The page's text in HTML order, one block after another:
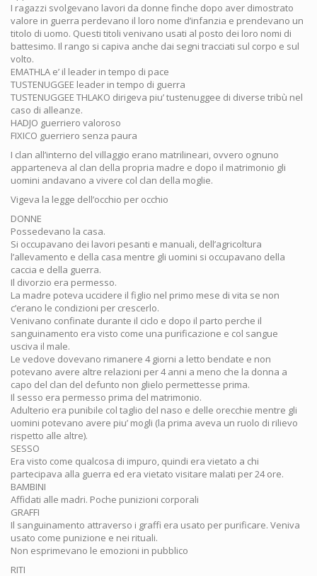
I ragazzi svolgevano lavori da donne finche dopo aver dimostrato
valore in guerra perdevano il loro nome d’infanzia e prendevano un
titolo di uomo. Questi titoli venivano usati al posto dei loro nomi di
battesimo. Il rango si capiva anche dai segni tracciati sul corpo e sul
volto.
EMATHLA e’ il leader in tempo di pace
TUSTENUGGEE leader in tempo di guerra
TUSTENUGGEE THLAKO dirigeva piu’ tustenuggee di diverse tribù nel
caso di alleanze.
HADJO guerriero valoroso
FIXICO guerriero senza paura
I clan all’interno del villaggio erano matrilineari, ovvero ognuno
apparteneva al clan della propria madre e dopo il matrimonio gli
uomini andavano a vivere col clan della moglie.
Vigeva la legge dell’occhio per occhio
DONNE
Possedevano la casa.
Si occupavano dei lavori pesanti e manuali, dell’agricoltura
l’allevamento e della casa mentre gli uomini si occupavano della
caccia e della guerra.
Il divorzio era permesso.
La madre poteva uccidere il figlio nel primo mese di vita se non
c’erano le condizioni per crescerlo.
Venivano confinate durante il ciclo e dopo il parto perche il
sanguinamento era visto come una purificazione e col sangue
usciva il male.
Le vedove dovevano rimanere 4 giorni a letto bendate e non
potevano avere altre relazioni per 4 anni a meno che la donna a
capo del clan del defunto non glielo permettesse prima.
Il sesso era permesso prima del matrimonio.
Adulterio era punibile col taglio del naso e delle orecchie mentre gli
uomini potevano avere piu’ mogli (la prima aveva un ruolo di rilievo
rispetto alle altre).
SESSO
Era visto come qualcosa di impuro, quindi era vietato a chi
partecipava alla guerra ed era vietato visitare malati per 24 ore.
BAMBINI
Affidati alle madri. Poche punizioni corporali
GRAFFI
Il sanguinamento attraverso i graffi era usato per purificare. Veniva
usato come punizione e nei rituali.
Non esprimevano le emozioni in pubblico
RITI